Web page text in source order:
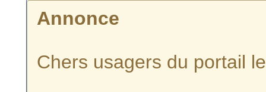
Annonce
Chers usagers du portail